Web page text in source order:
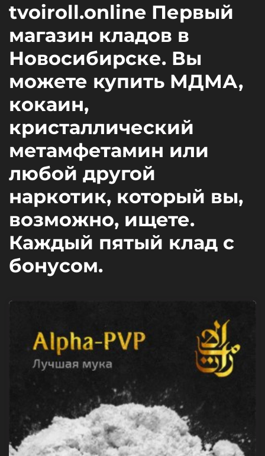
tvoiroll.online Первый
магазин кладов в
Новосибирске. Вы
можете купить МДМА,
кокаин,
кристаллический
метамфетамин или
любой другой
наркотик, который вы,
возможно, ищете.
Каждый пятый клад с
бонусом.